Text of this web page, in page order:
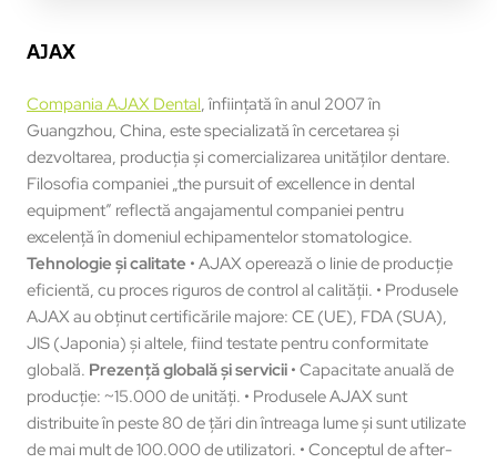
AJAX
Compania AJAX Dental, înființată în anul 2007 în
Guangzhou, China, este specializată în cercetarea şi
dezvoltarea, producţia şi comercializarea unităţilor dentare.
Filosofia companiei „the pursuit of excellence in dental
equipment” reflectă angajamentul companiei pentru
excelenţă în domeniul echipamentelor stomatologice.
Tehnologie şi calitate • AJAX operează o linie de producţie
eficientă, cu proces riguros de control al calităţii. • Produsele
AJAX au obținut certificările majore: CE (UE), FDA (SUA),
JIS (Japonia) şi altele, fiind testate pentru conformitate
globală. Prezenţă globală şi servicii • Capacitate anuală de
producţie: ~15.000 de unităţi. • Produsele AJAX sunt
distribuite în peste 80 de ţări din întreaga lume şi sunt utilizate
de mai mult de 100.000 de utilizatori. • Conceptul de after-